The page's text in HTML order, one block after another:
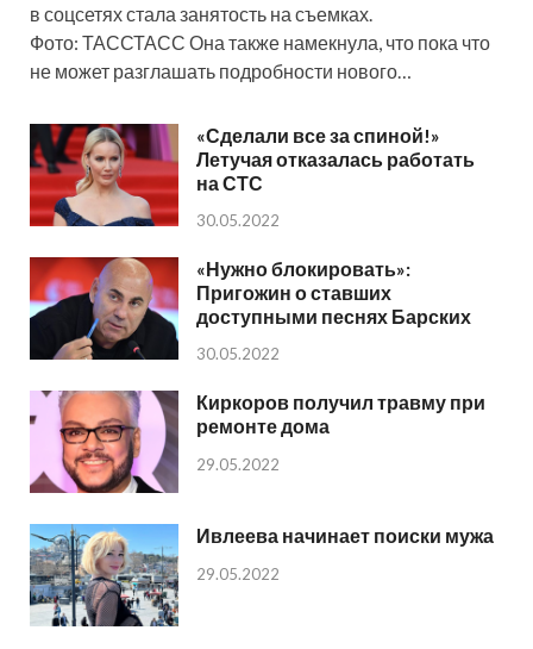
в соцсетях стала занятость на съемках.
Фото: ТАССТАСС Она также намекнула, что пока что
не может разглашать подробности нового…
«Сделали все за спиной!»
Летучая отказалась работать
на СТС
30.05.2022
«Нужно блокировать»:
Пригожин о ставших
доступными песнях Барских
30.05.2022
Киркоров получил травму при
ремонте дома
29.05.2022
Ивлеева начинает поиски мужа
29.05.2022